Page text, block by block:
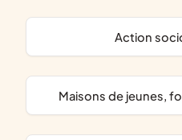
action
maisons de jeunes,